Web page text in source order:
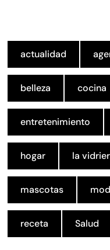
actualidad
belleza cocina
entretenimiento
hogar la
mascotas
receta Salud